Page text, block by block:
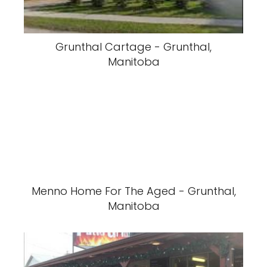
Grunthal Cartage - Grunthal,
Manitoba
Menno Home For The Aged - Grunthal,
Manitoba